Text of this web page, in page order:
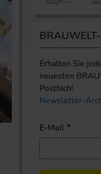
Erhalten Sie
neuesten
Postfach!
Newsletter-
E-Mail